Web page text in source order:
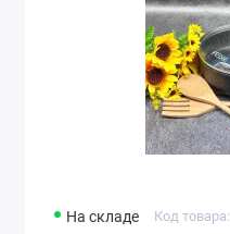
На складе Код